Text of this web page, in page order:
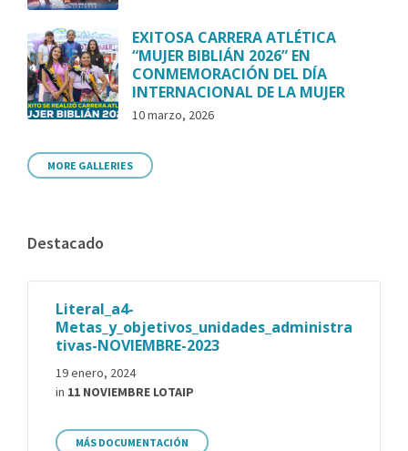
EXITOSA CARRERA ATLÉTICA
“MUJER BIBLIÁN 2026” EN
CONMEMORACIÓN DEL DÍA
INTERNACIONAL DE LA MUJER
10 marzo, 2026
MORE GALLERIES
Destacado
Literal_a4-
Metas_y_objetivos_unidades_administra
tivas-NOVIEMBRE-2023
19 enero, 2024
in 11 NOVIEMBRE LOTAIP
MÁS DOCUMENTACIÓN